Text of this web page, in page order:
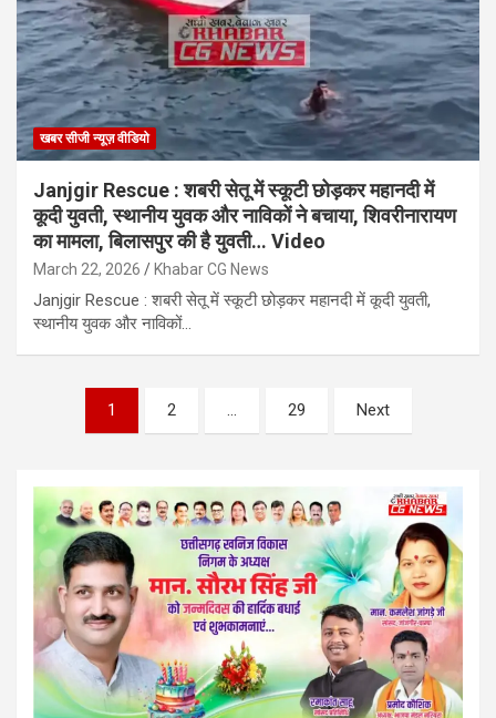
खबर सीजी न्यूज़ वीडियो
Janjgir Rescue : शबरी सेतू में स्कूटी छोड़कर महानदी में
कूदी युवती, स्थानीय युवक और नाविकों ने बचाया, शिवरीनारायण
का मामला, बिलासपुर की है युवती… Video
March 22, 2026 Khabar CG News
Janjgir Rescue : शबरी सेतू में स्कूटी छोड़कर महानदी में कूदी युवती,
स्थानीय युवक और नाविकों…
pagination
1 2 … 29 Next